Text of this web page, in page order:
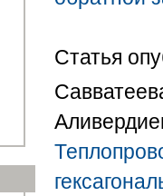
Статья